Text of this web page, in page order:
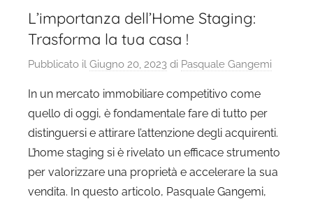
L’importanza dell’Home Staging:
Trasforma la tua casa !
Pubblicato il Giugno 20, 2023 di Pasquale Gangemi
In un mercato immobiliare competitivo come
quello di oggi, è fondamentale fare di tutto per
distinguersi e attirare l’attenzione degli acquirenti.
L’home staging si è rivelato un efficace strumento
per valorizzare una proprietà e accelerare la sua
vendita. In questo articolo, Pasquale Gangemi,